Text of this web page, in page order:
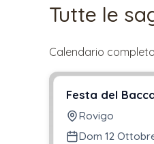
Tutte le
Calendario
Festa del
Rovigo
Dom 12